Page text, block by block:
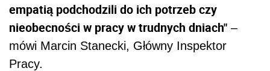
empatią podchodzili do ich potrzeb czy
nieobecności w pracy w trudnych dniach" –
mówi Marcin Stanecki, Główny Inspektor
Pracy.